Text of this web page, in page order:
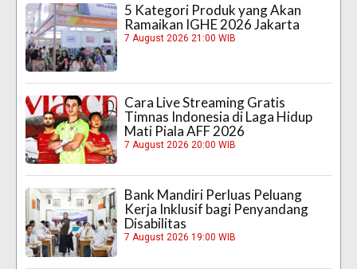
5 Kategori Produk yang Akan
Ramaikan IGHE 2026 Jakarta
7 August 2026 21:00 WIB
Cara Live Streaming Gratis
Timnas Indonesia di Laga Hidup
Mati Piala AFF 2026
7 August 2026 20:00 WIB
Bank Mandiri Perluas Peluang
Kerja Inklusif bagi Penyandang
Disabilitas
7 August 2026 19:00 WIB